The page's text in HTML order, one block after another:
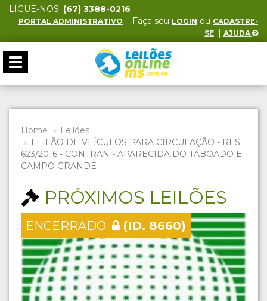
LIGUE-NOS: (67) 3388-0216
PORTAL ADMINISTRATIVO Faça seu LOGIN ou CADASTRE-
SE. | AJUDA
Toggle
navigation
Home
Leilões
LEILÃO DE VEÍCULOS PARA CIRCULAÇÃO - RES.
623/2016 - CONTRAN - APARECIDA DO TABOADO E
CAMPO GRANDE
PRÓXIMOS LEILÕES
ENCERRADO (ID. 8660)